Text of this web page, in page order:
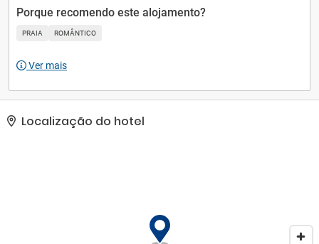
destinada a famílias, casais e grupos; Por outro lado, o Elegance
Club, uma residência exclusivamente para adultos para mais de
18 anos. Em ambas as seções, os hóspedes podem escolher entre
expectativas e requisitos.
Porque recomendo este alojamento?
PRAIA ROMÂNTICO
Ver mais
Localização do hotel